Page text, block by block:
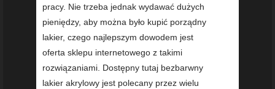
pracy. Nie trzeba jednak wydawać dużych
pieniędzy, aby można było kupić porządny
lakier, czego najlepszym dowodem jest
oferta sklepu internetowego z takimi
rozwiązaniami. Dostępny tutaj bezbarwny
lakier akrylowy jest polecany przez wielu